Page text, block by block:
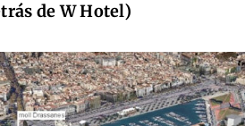
de W Hotel)